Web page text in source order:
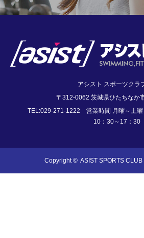
アシスト スポーツクラ
〒312-0062 茨城県ひたちなか
TEL:029-271-1222 営業時間 月曜～土
10：30～17：30
Copyright © ASIST SPORTS